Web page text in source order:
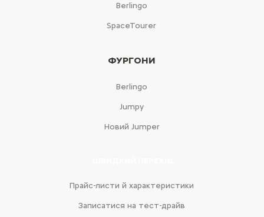
Berlingo
SpaceTourer
ФУРГОНИ
Berlingo
Jumpy
Новий Jumper
Прайс-листи й характеристики
Записатися на тест-драйв